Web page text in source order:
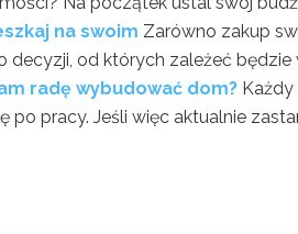
na swoim Zarówno zakup
decyzji, od których zależeć będzie
radę wybudować dom?
po pracy. Jeśli więc aktualnie